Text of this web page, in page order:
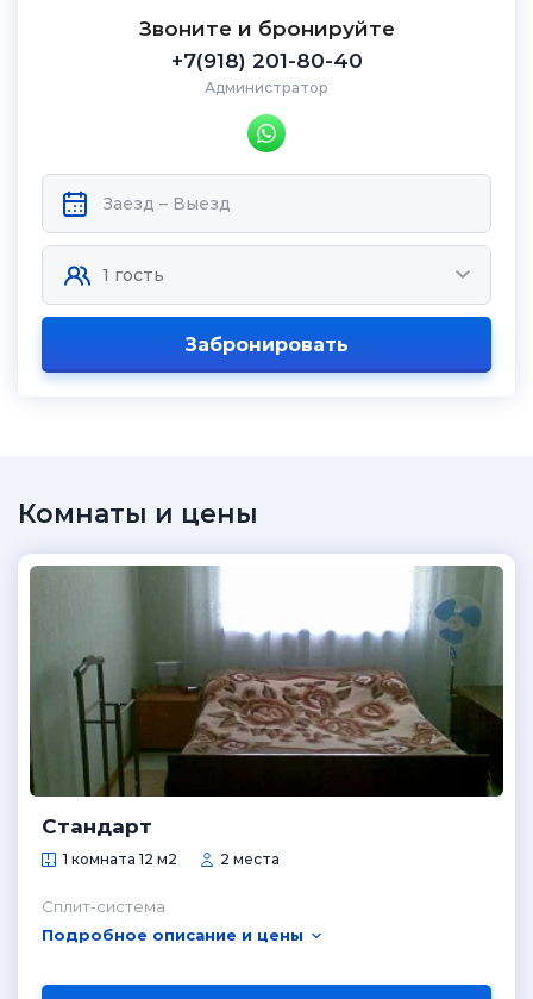
Звоните и бронируйте
+7(918) 201-80-40
Администратор
Забронировать
Комнаты и цены
Стандарт
1 комната 12 м2 2 места
Сплит-система
Подробное описание и цены